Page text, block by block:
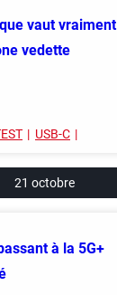
vaut vraiment
vedette
USB-C
21 octobre
à la 5G+